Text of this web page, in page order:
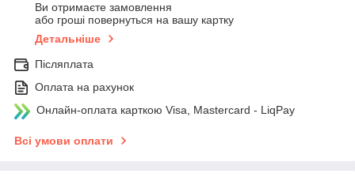
Ви отримаєте замовлення
або гроші повернуться на вашу картку
Детальніше
Післяплата
Оплата на рахунок
Онлайн-оплата карткою Visa, Mastercard - LiqPay
Всі умови оплати